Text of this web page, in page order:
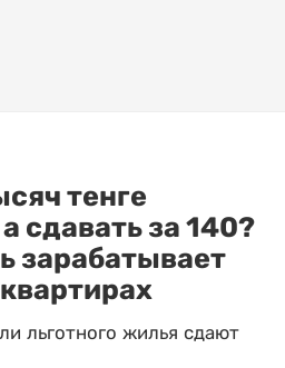
тенге
сдавать за 140?
зарабатывает
льготного жилья сдают